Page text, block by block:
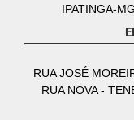
IPATINGA-
RUA JOSÉ
RUA NOVA -